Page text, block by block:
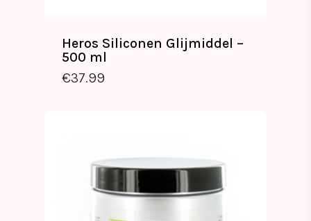
Heros Siliconen Glijmiddel –
500 ml
€37.99